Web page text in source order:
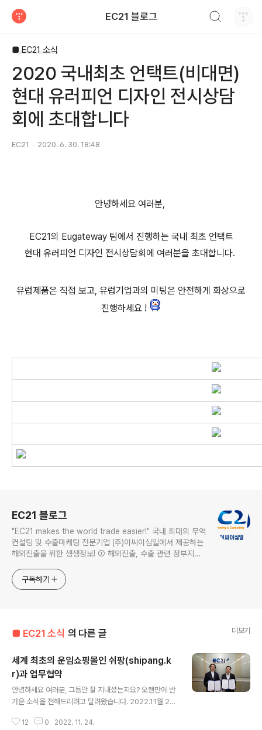
EC21 블로그
■ EC21 소식
2020 국내최초 언택트(비대면)
현대 유러피언 디자인 전시상담
회에 초대합니다
EC21 2020. 6. 30. 18:48
안녕하세요 여러분,
EC21의 Eugateway 팀에서 진행하는 국내 최초 언택트
현대 유러피언 디자인 전시상담회에 여러분을 초대합니다.
유럽제품은 직접 보고, 유럽기업과의 미팅은 안전하게 화상으로
진행하세요 !
EC21 블로그
"EC21 makes the world trade easier!" 국내 최대의 무역
컨설팅 및 수출마케팅 전문기업 (주)이씨이십일에서 제공하는
해외진출을 위한 생생정보! ① 해외진출, 수출 관련 정부지원
B2B 마켓플레이스 EC21.com 정보 ④ 뉴미디어 마케팅, 검
색엔진 마케팅 정보
구독하기
■ EC21 소식 의 다른 글 더보기
세계 최초의 운임쇼핑몰인 쉬팡(shipang.k
r)과 업무협약
안녕하세요 여러분, 그동안 잘 지내셨는지요? 오랜만에 반
가운 소식을 전해드리려고 달려왔습니다. 2022.11월 24
pang.kr)과 업무협약을 체결했습니다. EC21 회원님들과
12 0 2022. 11. 24.